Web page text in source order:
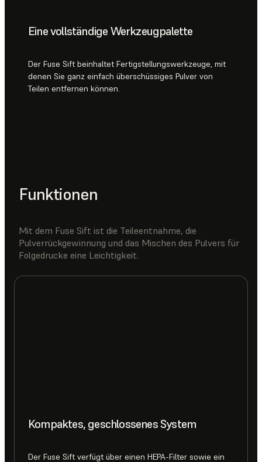
Eine vollständige Werkzeugpalette
Der Fuse Sift beinhaltet Fertigstellungswerkzeuge, mit
denen Sie ganz einfach überschüssiges Pulver von
Teilen entfernen können.
Funktionen
Mit dem Fuse Sift ist die Teileentnahme, die
Pulverrückgewinnung und das Mischen des Pulvers für
Folgedrucke eine Leichtigkeit.
Kompaktes, geschlossenes System
Der Fuse Sift verfügt über einen HEPA-Filter sowie ein